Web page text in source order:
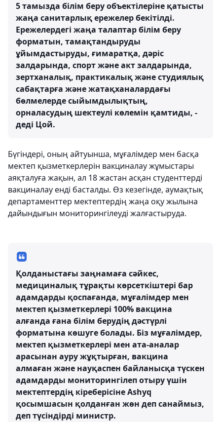
5 тамызда білім беру объектілеріне қатысты
жаңа санитарлық ережелер бекітілді.
Ережелердегі жаңа талаптар білім беру
форматын, тамақтандыруды
ұйымдастыруды, ғимаратқа, дәріс
залдарында, спорт және акт залдарында,
зертханалық, практикалық және студиялық
сабақтарға және жатақханалардағы
бөлмелерде сыйымдылықтың,
орналасудың шектеулі көлемін қамтиды, -
деді Цой.
Бүгіндері, оның айтуынша, мұғалімдер мен басқа
мектеп қызметкерлерін вакциналау жұмыстары
аяқталуға жақын, ал 18 жастан асқан студенттерді
вакциналау енді басталды. Өз кезегінде, аумақтық
департаменттер мектептердің жаңа оқу жылына
дайындығын мониторингілеуді жалғастыруда.
Қолданыстағы заңнамаға сәйкес,
медициналық тұрақты көрсеткіштері бар
адамдарды қоспағанда, мұғалімдер мен
мектеп қызметкерлері 100% вакцина
алғанда ғана білім берудің дәстүрлі
форматына көшуге болады. Біз мұғалімдер,
мектеп қызметкерлері мен ата-аналар
арасынан ауру жұқтырған, вакцина
алмаған және науқаспен байланысқа түскен
адамдарды мониторингілеп отыру үшін
мектептердің кіреберісіне Ashyq
қосымшасын қолданған жөн деп санаймыз,
деп түсіндірді министр.